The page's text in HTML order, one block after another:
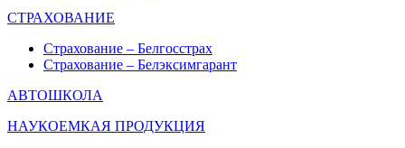
СТРАХОВАНИЕ
Страхование – Белгосстрах
Страхование – Белэксимгарант
АВТОШКОЛА
НАУКОЕМКАЯ ПРОДУКЦИЯ